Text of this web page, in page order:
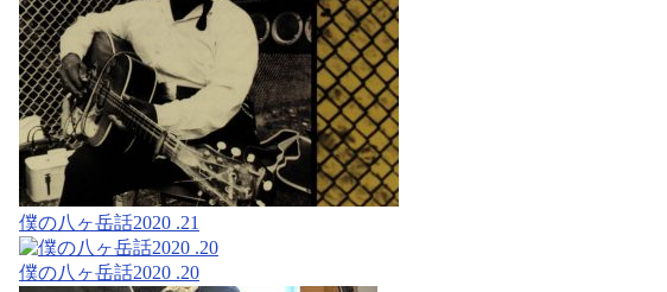
僕の八ヶ岳話2020 .21
僕の八ヶ岳話2020 .20